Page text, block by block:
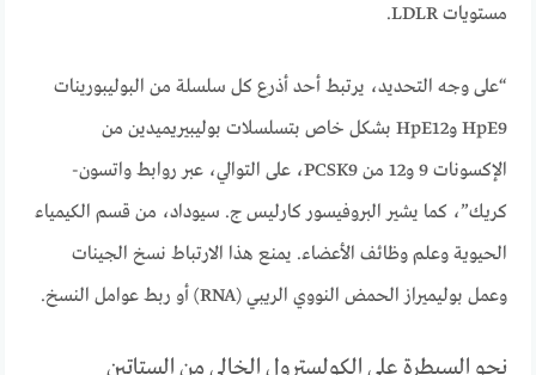
مستويات LDLR.
“على وجه التحديد، يرتبط أحد أذرع كل سلسلة من البوليبورينات
HpE9 وHpE12 بشكل خاص بتسلسلات بوليبيريميدين من
الإكسونات 9 و12 من PCSK9، على التوالي، عبر روابط واتسون-
كريك”، كما يشير البروفيسور كارليس ج. سيوداد، من قسم الكيمياء
الحيوية وعلم وظائف الأعضاء. يمنع هذا الارتباط نسخ الجينات
وعمل بوليميراز الحمض النووي الريبي (RNA) أو ربط عوامل النسخ.
نحو السيطرة على الكولسترول الخالي من الستاتين